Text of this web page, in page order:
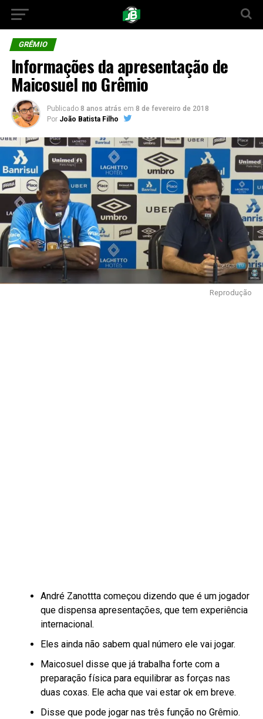
GRÊMIO
Informações da apresentação de
Maicosuel no Grêmio
Publicado 8 anos atrás em 8 de fevereiro de 2018
Por João Batista Filho
Reprodução
André Zanottta começou dizendo que é um jogador
que dispensa apresentações, que tem experiência
internacional.
Eles ainda não sabem qual número ele vai jogar.
Maicosuel disse que já trabalha forte com a
preparação física para equilibrar as forças nas
duas coxas. Ele acha que vai estar ok em breve.
Disse que pode jogar nas três função no Grêmio.